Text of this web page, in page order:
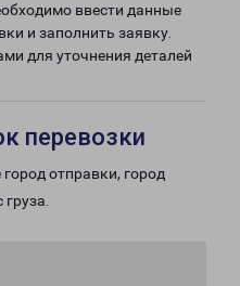
ввести данные
и заполнить заявку.
для уточнения деталей
перевозки
отправки, город